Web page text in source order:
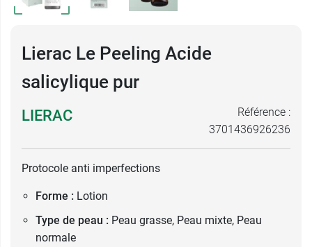
Lierac Le Peeling Acide
salicylique pur
LIERAC
Référence :
3701436926236
Protocole anti imperfections
Forme : Lotion
Type de peau : Peau grasse, Peau mixte, Peau
normale